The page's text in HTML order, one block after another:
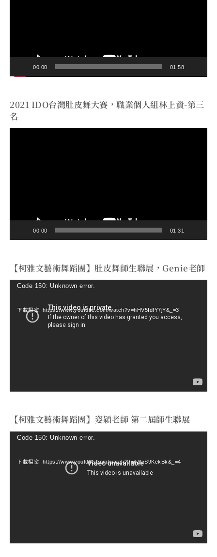
00:00 01:58
2021 IDO台灣肚皮舞大賽，職業個人組林上資-第三
名
00:00 01:31
【柯雅文藝術舞蹈團】肚皮舞師生聯展，Genie老師
視Code 150: Unknown error.
下載檔案: https://www.youtube.com/watch?v=hHV5IdfY7jY&_=3
【柯雅文藝術舞蹈團】姿穎老師 第二屆師生聯展
視Code 150: Unknown error.
下載檔案: https://www.youtube.com/watch?v=ealcS9KekBk&_=4